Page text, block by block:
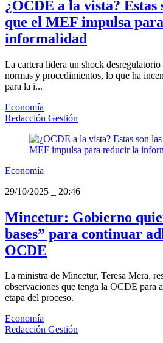
¿OCDE a la vista? Estas
que el MEF impulsa
informalidad
La cartera lidera un shock
normas y procedimientos, lo que ha
para la i...
Economía
Redacción Gestión
Economía
29/10/2025
20:46
Mincetur: Gobierno
bases” para continuar
OCDE
La ministra de Mincetur, Teresa Mera,
observaciones que tenga la OCDE para
etapa del proceso.
Economía
Redacción Gestión